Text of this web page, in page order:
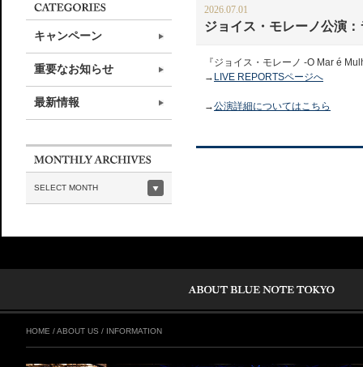
キャンペーン
重要なお知らせ
最新情報
SELECT MONTH
2026.07.01
ジョイス・モレーノ公演
『ジョイス・モレーノ -O Mar é
→ LIVE REPORTSページへ
→公演詳細についてはこちら
HOME /ABOUT US / INFORMATION